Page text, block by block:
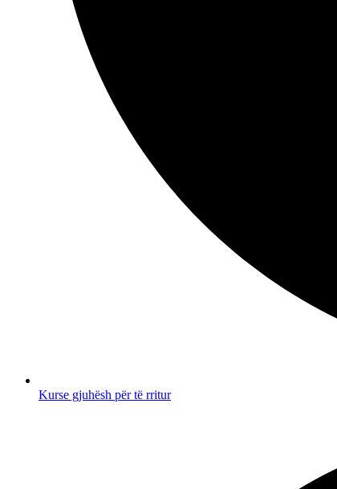
Kurse gjuhësh për të rritur